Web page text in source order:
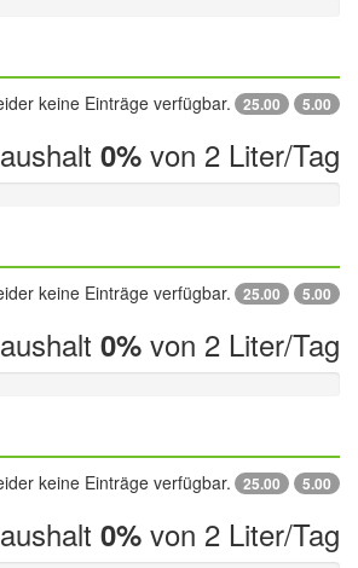
25.00 5.00
keine Einträge verfügbar.
0% von 2 Liter/Tag
25.00 5.00
keine Einträge verfügbar.
0% von 2 Liter/Tag
25.00 5.00
keine Einträge verfügbar.
0% von 2 Liter/Tag